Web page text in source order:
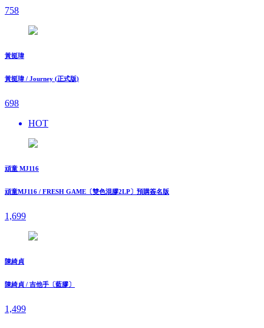
758
黃挺瑋
黃挺瑋 / Journey (正式版)
698
HOT
頑童 MJ116
頑童MJ116 / FRESH GAME〔雙色混膠2LP〕預購簽名版
1,699
陳綺貞
陳綺貞 / 吉他手〔藍膠〕
1,499